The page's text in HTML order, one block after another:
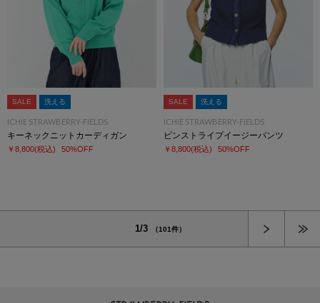
SALE 洗える
ICHIE STRAWBERRY-FIELDS
キーネックニットカーディガン
￥8,800(税込) 50%OFF
SALE 洗える
ICHIE STRAWBERRY-FIELDS
ピンストライプイージーパンツ
￥8,800(税込) 50%OFF
1/3 （101件）